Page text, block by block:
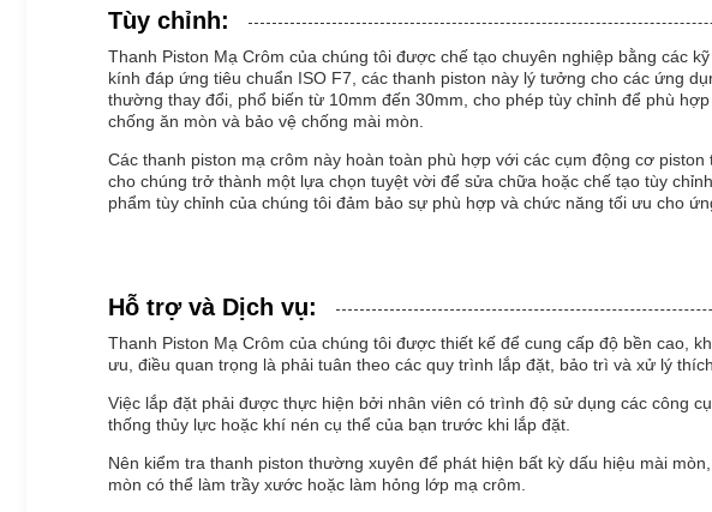
Tùy chỉnh:
Thanh Piston Mạ Crôm của chúng tôi được chế tạo chuyên nghiệp bằng các
kính đáp ứng tiêu chuẩn ISO F7, các thanh piston này lý tưởng cho các ứng
thường thay đổi, phổ biến từ 10mm đến 30mm, cho phép tùy chỉnh để phù
chống ăn mòn và bảo vệ chống mài mòn.
Các thanh piston mạ crôm này hoàn toàn phù hợp với các cụm động cơ
cho chúng trở thành một lựa chọn tuyệt vời để sửa chữa hoặc chế tạo tùy
phẩm tùy chỉnh của chúng tôi đảm bảo sự phù hợp và chức năng tối ưu cho
Hỗ trợ và Dịch vụ:
Thanh Piston Mạ Crôm của chúng tôi được thiết kế để cung cấp độ bền cao,
ưu, điều quan trọng là phải tuân theo các quy trình lắp đặt, bảo trì và xử lý
Việc lắp đặt phải được thực hiện bởi nhân viên có trình độ sử dụng các công
thống thủy lực hoặc khí nén cụ thể của bạn trước khi lắp đặt.
Nên kiểm tra thanh piston thường xuyên để phát hiện bất kỳ dấu hiệu mài
mòn có thể làm trầy xước hoặc làm hỏng lớp mạ crôm.